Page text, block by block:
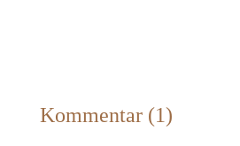
Kommentar (1)